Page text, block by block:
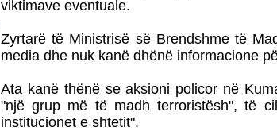
viktimave eventuale.
Zyrtarë të Ministrisë së Brendshme të
media dhe nuk kanë dhënë informacione
Ata kanë thënë se aksioni policor në
"një grup më të madh terroristësh", të
institucionet e shtetit".